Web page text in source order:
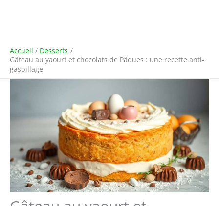
Accueil
Desserts
Gâteau au yaourt et chocolats de Pâques : une recette anti-
gaspillage